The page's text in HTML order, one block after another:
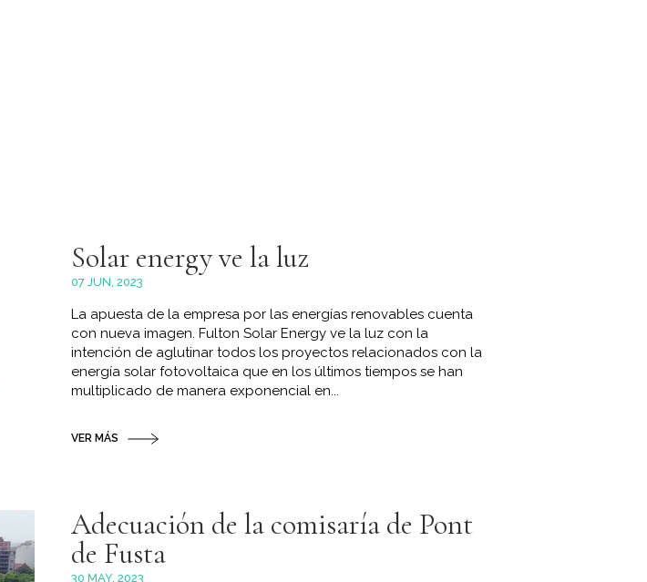
Solar energy ve la luz
07 JUN, 2023
La apuesta de la empresa por las energías renovables cuenta
con nueva imagen. Fulton Solar Energy ve la luz con la
intención de aglutinar todos los proyectos relacionados con la
energía solar fotovoltaica que en los últimos tiempos se han
multiplicado de manera exponencial en...
VER MÁS
Adecuación de la comisaría de Pont
de Fusta
30 MAY, 2023